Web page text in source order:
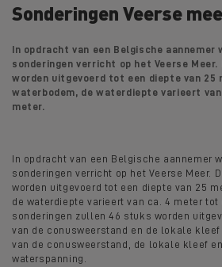
Sonderingen Veerse
In opdracht van een Belgische aannemer
sonderingen verricht op het Veerse
worden uitgevoerd tot een diepte van 25
waterbodem, de waterdiepte varieert
meter.
In opdracht van een Belgische aannemer
sonderingen verricht op het Veerse Meer.
worden uitgevoerd tot een diepte van 25
de waterdiepte varieert van ca. 4 meter tot
sonderingen zullen 46 stuks worden
van de conusweerstand en de lokale
van de conusweerstand, de lokale kleef
waterspanning.